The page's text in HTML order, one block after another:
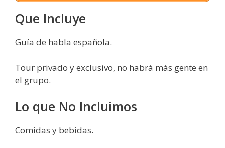
Que Incluye
Guía de habla española.
Tour privado y exclusivo, no habrá más gente en
el grupo.
Lo que No Incluimos
Comidas y bebidas.